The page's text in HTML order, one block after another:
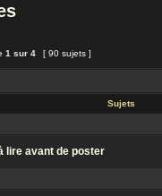
1 sur 4 [ 90 sujets ]
Sujets
lire avant de poster